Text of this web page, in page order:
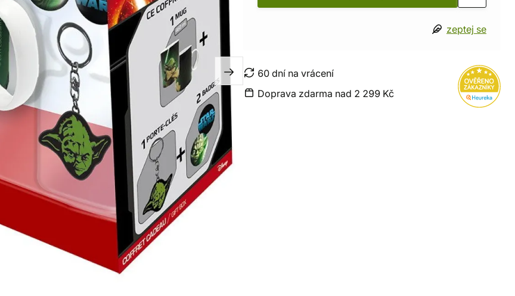
zeptej se
60 dní na vrácení
Doprava zdarma nad 2 299 Kč